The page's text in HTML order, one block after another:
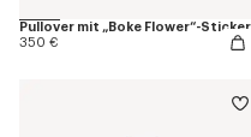
350 €